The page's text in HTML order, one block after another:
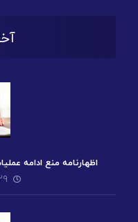
اظهارنامه منع ادامه
۲۹